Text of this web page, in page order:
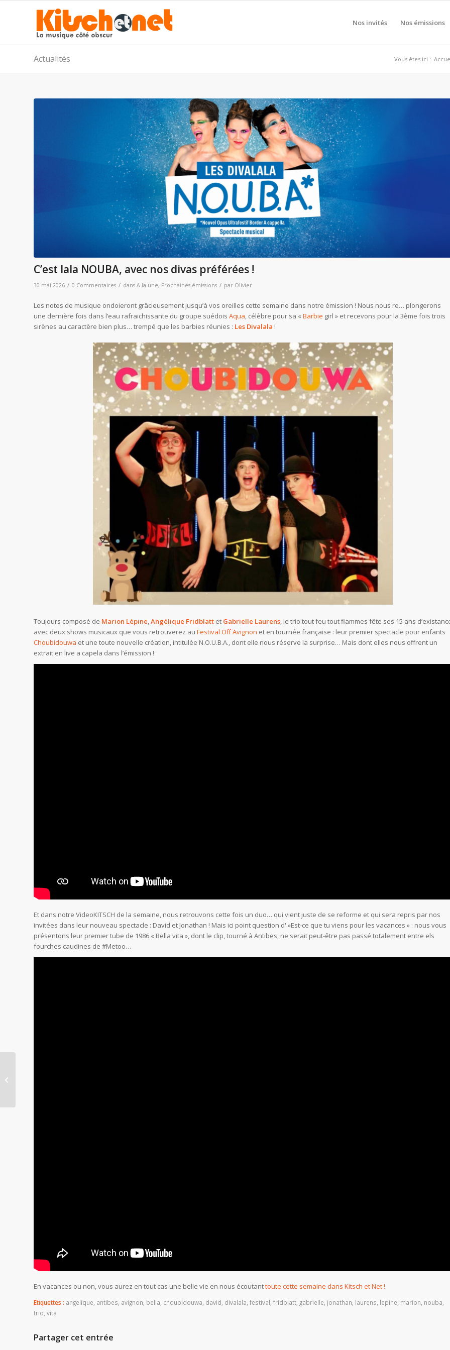
Nos invités Nos émissions
Actualités Vous êtes ici :
C’est lala NOUBA, avec nos divas préférées !
30 mai 2026 / 0 Commentaires / dans A la une, Prochaines émissions / par Olivier
Les notes de musique ondoieront grâcieusement jusqu’à vos oreilles cette semaine dans notre émission ! Nous nous re… plongerons
une dernière fois dans l’eau rafraichissante du groupe suédois Aqua , célèbre pour sa «Barbie girl » et recevons pour la 3ème fois trois
sirènes au caractère bien plus… trempé que les barbies réunies : Les Divalala !
Toujours composé de Marion Lépine,Angélique Fridblatt et Gabrielle Laurens, le trio tout feu tout flammes fête ses 15 ans
avec deux shows musicaux que vous retrouverez au Festival Off Avignon et en tournée française : leur premier spectacle pour enfants
Choubidouwa et une toute nouvelle création, intitulée N.O.U.B.A., dont elle nous réserve la surprise… Mais dont elles nous offrent un
extrait en live a capela dans l’émission !
Et dans notre VideoKITSCH de la semaine, nous retrouvons cette fois un duo… qui vient juste de se reforme et qui sera repris par nos
invitées dans leur nouveau spectacle : David et Jonathan ! Mais ici point question d' »Est-ce que tu viens pour les vacances » : nous vous
présentons leur premier tube de 1986 « Bella vita », dont le clip, tourné à Antibes, ne serait peut-être pas passé totalement entre els
fourches caudines de #Metoo…
En vacances ou non, vous aurez en tout cas une belle vie en nous écoutanttoute cette semaine dans Kitsch et Net !
Etiquettes : angelique antibes avignon bella choubidouwa david divalala festival fridblatt gabrielle jonathan laurens lepine marion nouba
trio vita
Partager cet entrée